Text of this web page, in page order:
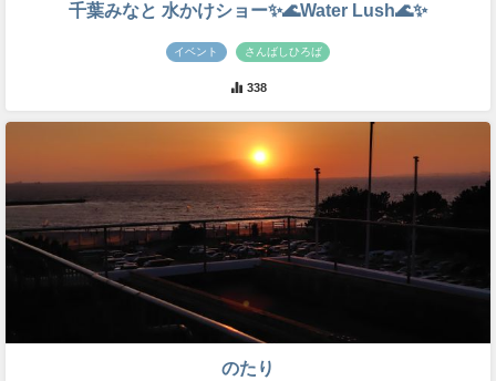
千葉みなと 水かけショー✨🌊Water Lush🌊✨
イベント さんばしひろば
338
のたり